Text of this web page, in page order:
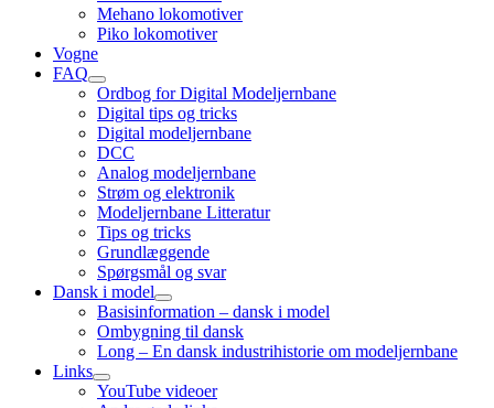
Mehano lokomotiver
Piko lokomotiver
Vogne
FAQ
open
child
menu
Ordbog for Digital Modeljernbane
Digital tips og tricks
Digital modeljernbane
DCC
Analog modeljernbane
Strøm og elektronik
Modeljernbane Litteratur
Tips og tricks
Grundlæggende
Spørgsmål og svar
Dansk i model
open
child
menu
Basisinformation – dansk i model
Ombygning til dansk
Long – En dansk industrihistorie om modeljernbane
Links
open
child
YouTube videoer